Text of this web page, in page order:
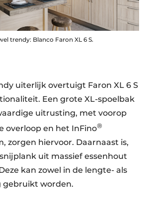
trendy: Blanco Faron XL 6 S.
uiterlijk overtuigt Faron XL 6 S
Een grote XL-spoelbak
uitrusting, met voorop
overloop en het InFino®
zorgen hiervoor. Daarnaast is,
uit massief essenhout
kan zowel in de lengte- als
gebruikt worden.